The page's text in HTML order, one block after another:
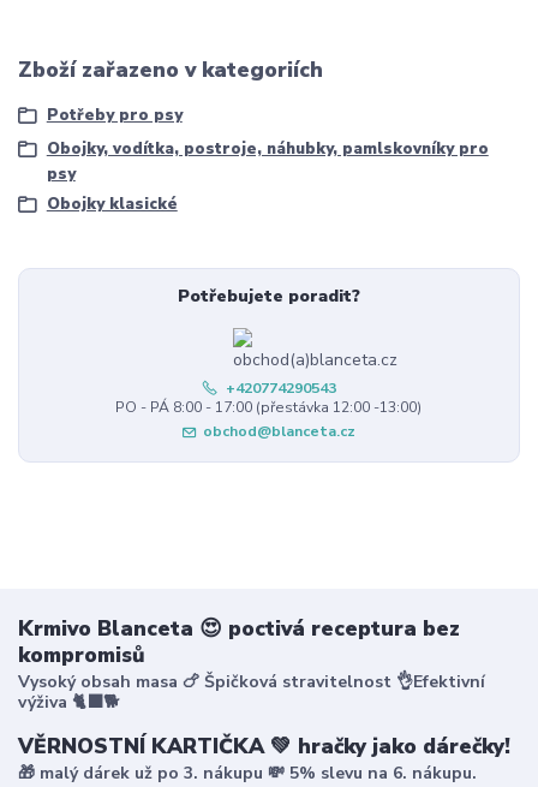
Zboží zařazeno v kategoriích
Potřeby pro psy
Obojky, vodítka, postroje, náhubky, pamlskovníky pro
psy
Obojky klasické
Potřebujete poradit?
+420774290543
PO - PÁ 8:00 - 17:00 (přestávka 12:00 -13:00)
obchod@blanceta.cz
Krmivo Blanceta 😍 poctivá receptura bez
kompromisů
Vysoký obsah masa 🍗 Špičková stravitelnost 👌Efektivní
výživa 🐈‍⬛🐕
VĚRNOSTNÍ KARTIČKA 💚 hračky jako dárečky!
🎁 malý dárek už po 3. nákupu 💸 5% slevu na 6. nákupu.